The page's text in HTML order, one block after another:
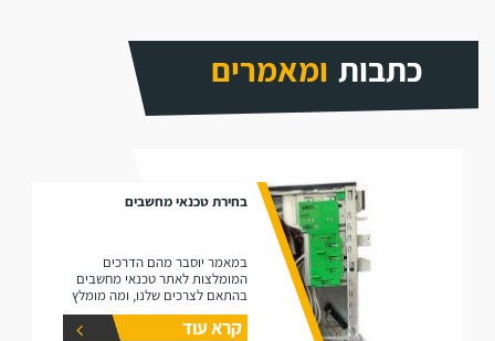
כתבות ומאמרים
בחירת טכנאי מחשבים
במאמר יוסבר מהם הדרכים
המומלצות לאתר טכנאי מחשבים
בהתאם לצרכים שלנו, ומה מומלץ
לוודא כשמזמינים אותו.
קרא עוד